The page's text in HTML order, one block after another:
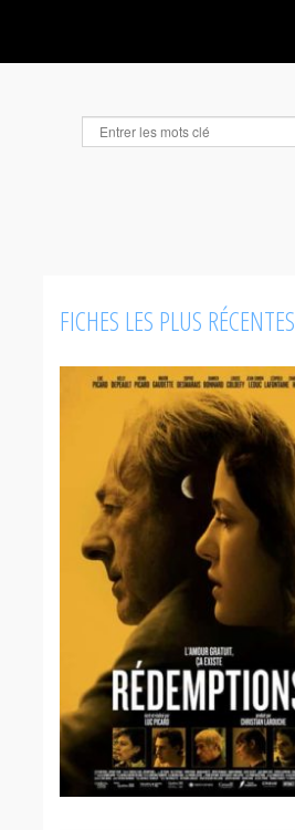
FICHES LES PLUS RÉCENTES